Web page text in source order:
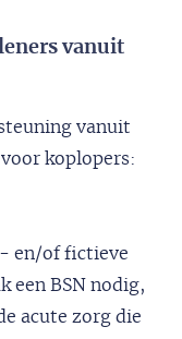
vanuit
vanuit
koplopers:
en/of fictieve
een BSN nodig,
acute zorg die